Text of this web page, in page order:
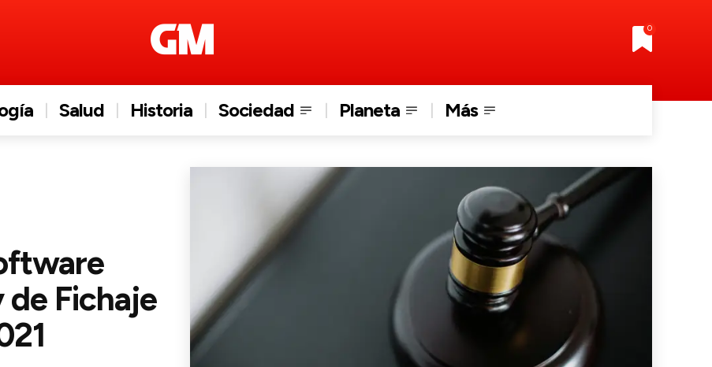
0
Salud Historia Sociedad Planeta Más
de Fichaje